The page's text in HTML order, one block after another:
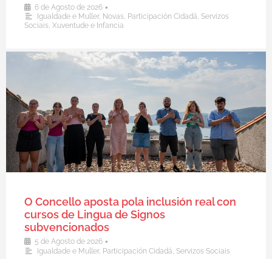
6 de Agosto de 2026 •
Igualdade e Muller, Novas, Participación Cidadá, Servizos
Sociais, Xuventude e Infancia
O Concello aposta pola inclusión real con
cursos de Lingua de Signos
subvencionados
5 de Agosto de 2026 •
Igualdade e Muller, Participación Cidadá, Servizos Sociais